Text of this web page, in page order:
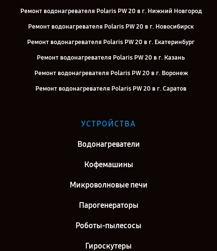
Ремонт водонагревателя Polaris PW 20 в г. Нижний Новгород
Ремонт водонагревателя Polaris PW 20 в г. Новосибирск
Ремонт водонагревателя Polaris PW 20 в г. Екатеринбург
Ремонт водонагревателя Polaris PW 20 в г. Казань
Ремонт водонагревателя Polaris PW 20 в г. Воронеж
Ремонт водонагревателя Polaris PW 20 в г. Саратов
Ремонт водонагревателя Polaris PW 20 в г. Киров
Ремонт водонагревателя Polaris PW 20 в г. Санкт-Петербург
УСТРОЙСТВА
Водонагреватели
Кофемашины
Микроволновые печи
Парогенераторы
Роботы-пылесосы
Гироскутеры